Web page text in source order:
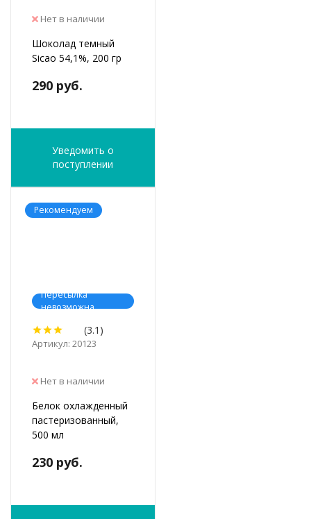
Нет в наличии
Шоколад темный
Sicao 54,1%, 200 гр
290 руб.
Уведомить о
поступлении
Рекомендуем
Пересылка
невозможна
(3.1)
Артикул: 20123
Нет в наличии
Белок охлажденный
пастеризованный,
500 мл
230 руб.